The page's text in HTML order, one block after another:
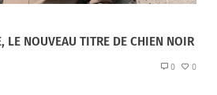
LE NOUVEAU TITRE DE CHIEN NOIR
0 0